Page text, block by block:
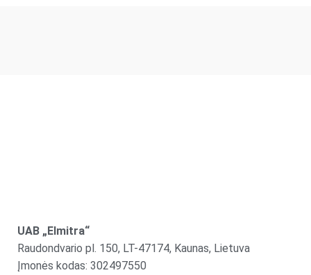
UAB „Elmitra“
Raudondvario pl. 150, LT-47174, Kaunas, Lietuva
Įmonės kodas: 302497550